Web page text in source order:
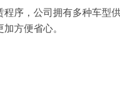
序，公司拥有多种车型
方便省心。